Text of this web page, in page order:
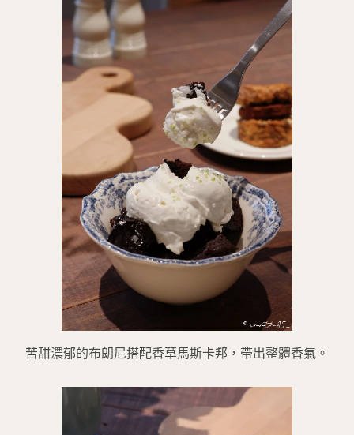
苦甜濃郁的布朗尼搭配香草馬斯卡邦，帶出整體香氣。